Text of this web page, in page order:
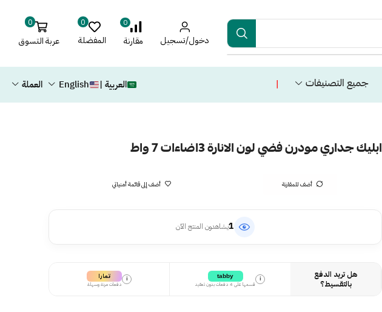
دخول/تسجيل
0
مقارنة
0
المفضلة
0
عربة التسوق
جميع التصنيفات ❘ العربية | English العملة
ابليك جداري مودرن فضي لون الانارة 3اضاءات 7 واط
أضف للمقارنة أضف إلى قائمة أمنياتي
1يشاهدون المنتج الآن
هل تريد الدفع
بالتقسيط؟
i
tabby
قسمها على 4 دفعات بدون تعقيد
i تمارا
دفعات مرنة وسهلة